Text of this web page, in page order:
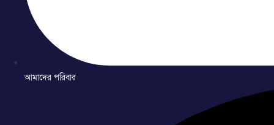
আমাদের পরিবার